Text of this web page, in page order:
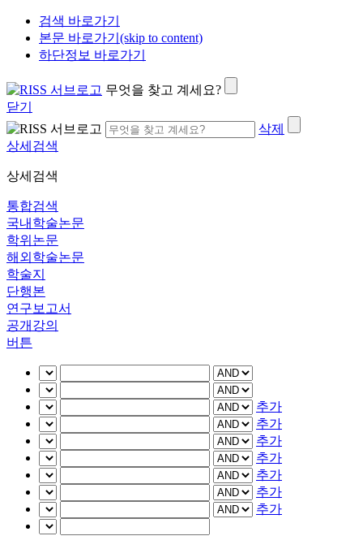
검색 바로가기
본문 바로가기(skip to content)
하단정보 바로가기
무엇을 찾고 계세요?
닫기
삭제
상세검색
상세검색
통합검색
국내학술논문
학위논문
해외학술논문
학술지
단행본
연구보고서
공개강의
버튼
추가
추가
추가
추가
추가
추가
추가